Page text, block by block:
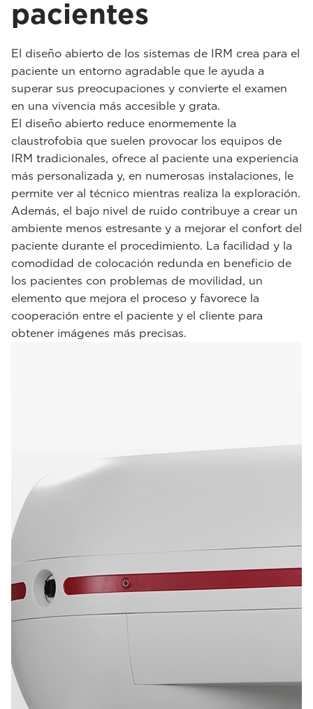
pacientes
El diseño abierto de los sistemas de IRM crea para el
paciente un entorno agradable que le ayuda a
superar sus preocupaciones y convierte el examen
en una vivencia más accesible y grata.
El diseño abierto reduce enormemente la
claustrofobia que suelen provocar los equipos de
IRM tradicionales, ofrece al paciente una experiencia
más personalizada y, en numerosas instalaciones, le
permite ver al técnico mientras realiza la exploración.
Además, el bajo nivel de ruido contribuye a crear un
ambiente menos estresante y a mejorar el confort del
paciente durante el procedimiento. La facilidad y la
comodidad de colocación redunda en beneficio de
los pacientes con problemas de movilidad, un
elemento que mejora el proceso y favorece la
cooperación entre el paciente y el cliente para
obtener imágenes más precisas.